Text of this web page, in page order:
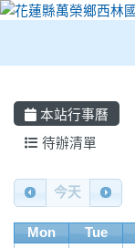
本站行事曆
待辦清單
Calendar
今天
Mon Tue